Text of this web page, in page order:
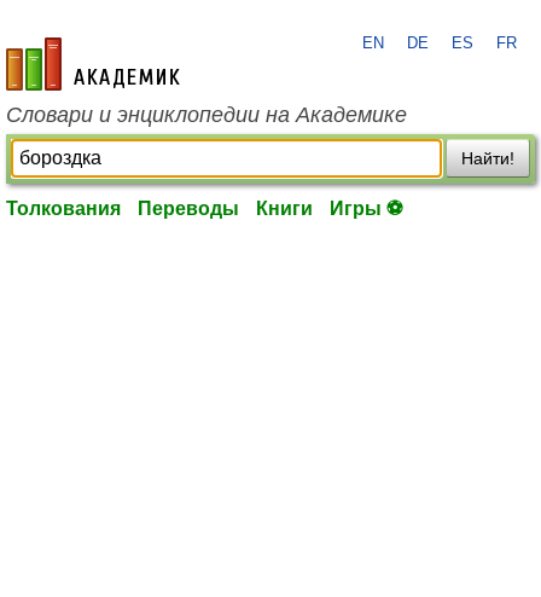
academic.ru
EN DE ES FR
Словари и энциклопедии на Академике
Найти!
Толкования Переводы Книги Игры ⚽